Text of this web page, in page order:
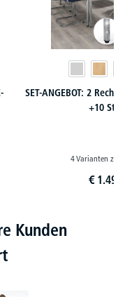
SET-ANGEBOT: 2
+10
4 Varianten zur
€
Kunden